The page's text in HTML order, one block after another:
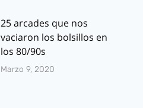
25 arcades que nos
vaciaron los bolsillos en
los 80/90s
Marzo 9, 2020